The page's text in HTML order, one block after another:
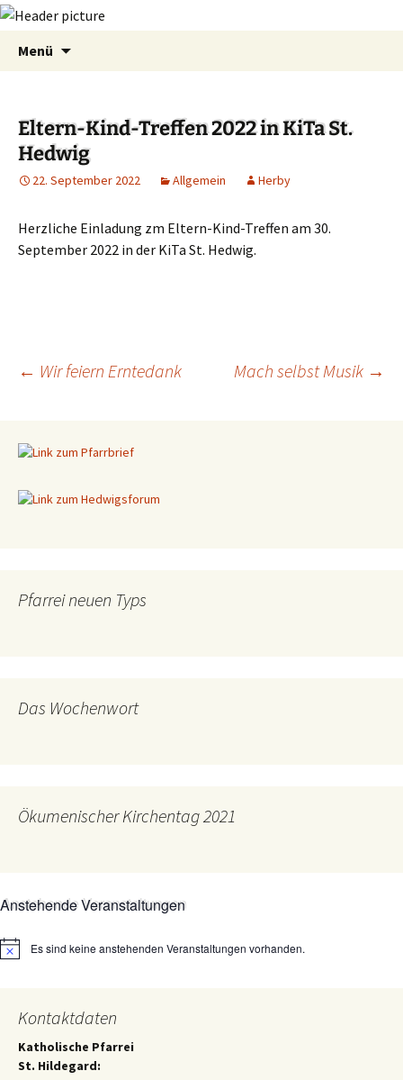
Menü
Eltern-Kind-Treffen 2022 in KiTa St.
Hedwig
22. September 2022 Allgemein Herby
Herzliche Einladung zm Eltern-Kind-Treffen am 30.
September 2022 in der KiTa St. Hedwig.
← Wir feiern Erntedank Mach selbst Musik →
Pfarrei neuen Typs
Das Wochenwort
Ökumenischer Kirchentag 2021
Anstehende Veranstaltungen
HinweisEs sind keine anstehenden Veranstaltungen vorhanden.
Kontaktdaten
Katholische Pfarrei
St. Hildegard: